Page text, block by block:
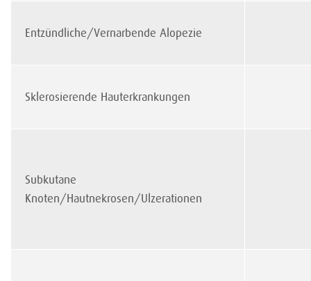
Entzündliche/Vernarbende Alopezie
Sklerosierende Hauterkrankungen
Subkutane
Knoten/Hautnekrosen/Ulzerationen